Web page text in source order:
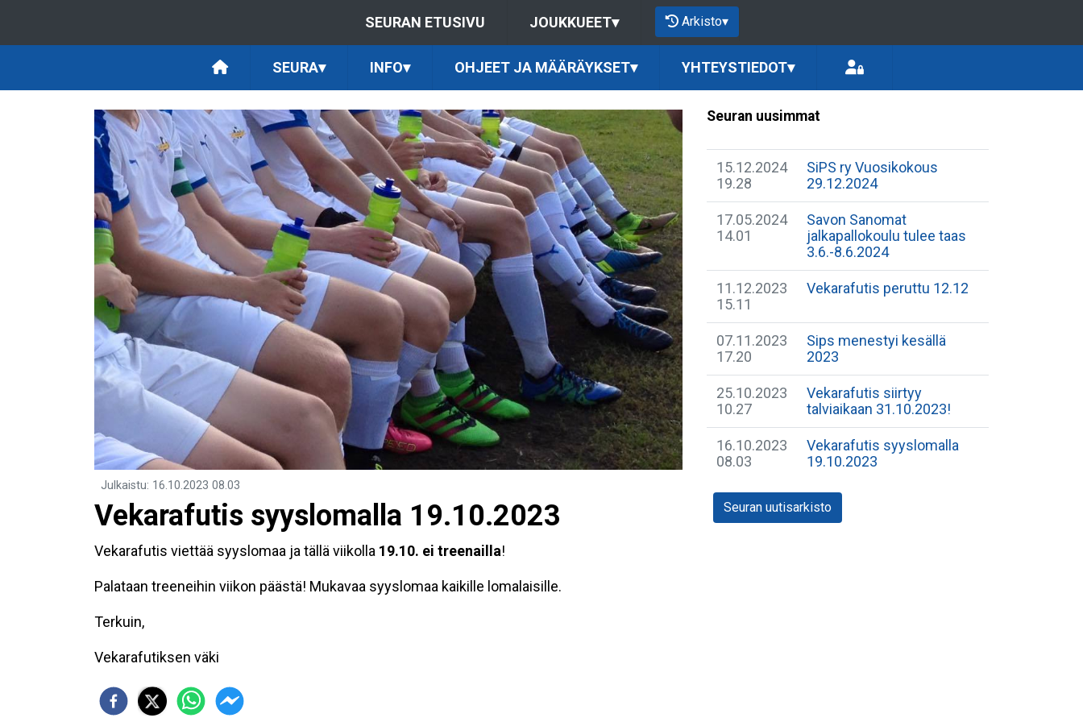
SEURAN ETUSIVU JOUKKUEET▾ Arkisto▾
SEURA▾ INFO▾ OHJEET JA MÄÄRÄYKSET▾ YHTEYSTIEDOT▾
Julkaistu: 16.10.2023 08.03
Vekarafutis syyslomalla 19.10.2023
Vekarafutis viettää syyslomaa ja tällä viikolla 19.10. ei treenailla!
Palataan treeneihin viikon päästä! Mukavaa syyslomaa kaikille lomalaisille.
Terkuin,
Vekarafutiksen väki
Seuran uusimmat
15.12.2024
19.28
SiPS ry Vuosikokous
29.12.2024
17.05.2024
14.01
Savon Sanomat
jalkapallokoulu tulee taas
3.6.-8.6.2024
11.12.2023
15.11
Vekarafutis peruttu 12.12
07.11.2023
17.20
Sips menestyi kesällä
2023
25.10.2023
10.27
Vekarafutis siirtyy
talviaikaan 31.10.2023!
16.10.2023
08.03
Vekarafutis syyslomalla
19.10.2023
Seuran uutisarkisto